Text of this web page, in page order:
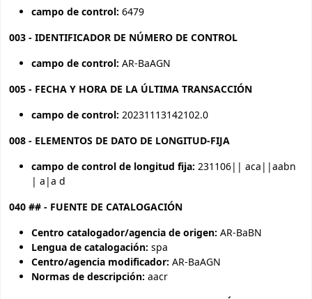
campo de control: 6479
003 - IDENTIFICADOR DE NÚMERO DE CONTROL
campo de control: AR-BaAGN
005 - FECHA Y HORA DE LA ÚLTIMA TRANSACCIÓN
campo de control: 20231113142102.0
008 - ELEMENTOS DE DATO DE LONGITUD-FIJA
campo de control de longitud fija: 231106|| aca||aabn
| a|a d
040 ## - FUENTE DE CATALOGACIÓN
Centro catalogador/agencia de origen: AR-BaBN
Lengua de catalogación: spa
Centro/agencia modificador: AR-BaAGN
Normas de descripción: aacr